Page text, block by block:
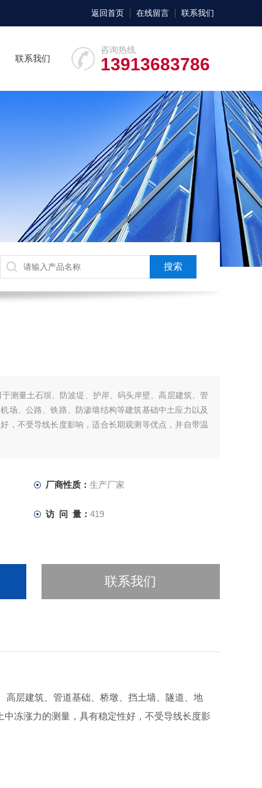
返回首页 在线留言 联系我们
咨询热线
13913683786
联系我们
测量土石坝、防波堤、护岸、码头岸壁、高层建筑、管
场、公路、铁路、防渗墙结构等建筑基础中土应力以及
，不受导线长度影响，适合长期观测等优点，并自带温
厂商性质： 生产厂家
访 问 量： 419
联系我们
高层建筑、管道基础、桥墩、挡土墙、隧道、地
冻涨力的测量，具有稳定性好，不受导线长度影